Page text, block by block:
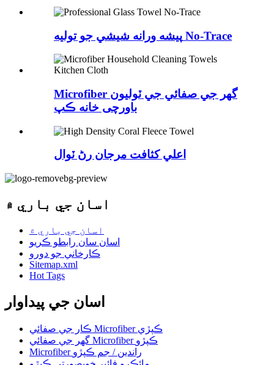
پيشه ورانه شيشي جو توليه No-Trace
Microfiber گھر جي صفائي جي ٽوليون
باورچی خانه ڪپ
اعلي کثافت مرجان رڻ ٽوال
اسان جي باري ۾
اسان جي باري ۾
اسان سان رابطو ڪريو
ڪارخاني جو دورو
Sitemap.xml
Hot Tags
اسان جي پيداوار
ڪار جي صفائي Microfiber ڪپڙي
گھر جي صفائي Microfiber ڪپڙو
Microfiber راندين / جم ڪپڙو